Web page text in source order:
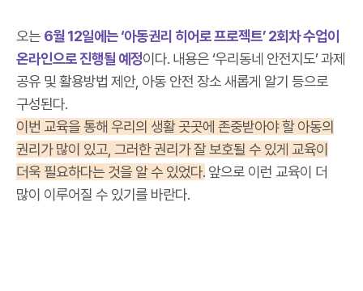
오는 6월 12일에는 ‘아동권리 히어로 프로젝트’ 2회차 수업이
온라인으로 진행될 예정이다. 내용은 ‘우리동네 안전지도’ 과제
공유 및 활용방법 제안, 아동 안전 장소 새롭게 알기 등으로
구성된다.
이번 교육을 통해 우리의 생활 곳곳에 존중받아야 할 아동의
권리가 많이 있고, 그러한 권리가 잘 보호될 수 있게 교육이
더욱 필요하다는 것을 알 수 있었다. 앞으로 이런 교육이 더
많이 이루어질 수 있기를 바란다.